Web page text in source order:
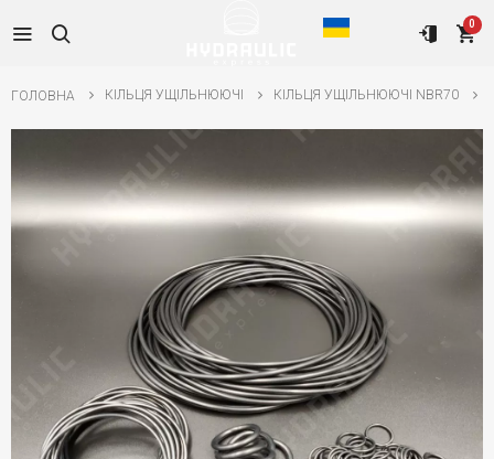
0
ГОЛОВНА КІЛЬЦЯ УЩІЛЬНЮЮЧІ КІЛЬЦЯ УЩІЛЬНЮЮЧІ NBR70